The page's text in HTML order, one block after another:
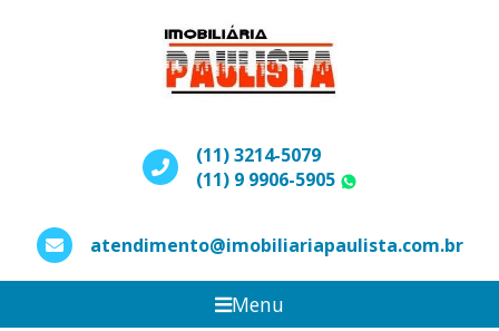
(11) 3214-5079
(11) 9 9906-5905
atendimento@imobiliariapaulista.com.br
Menu